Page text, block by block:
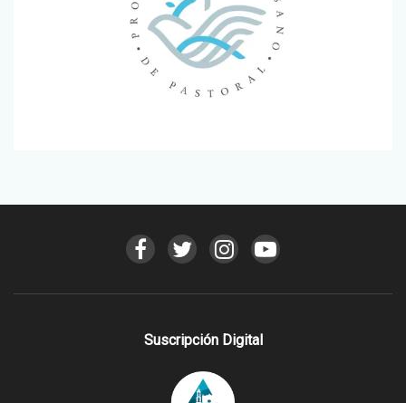
Suscripción Digital